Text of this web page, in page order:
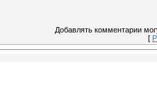
Добавлять комментарии
[